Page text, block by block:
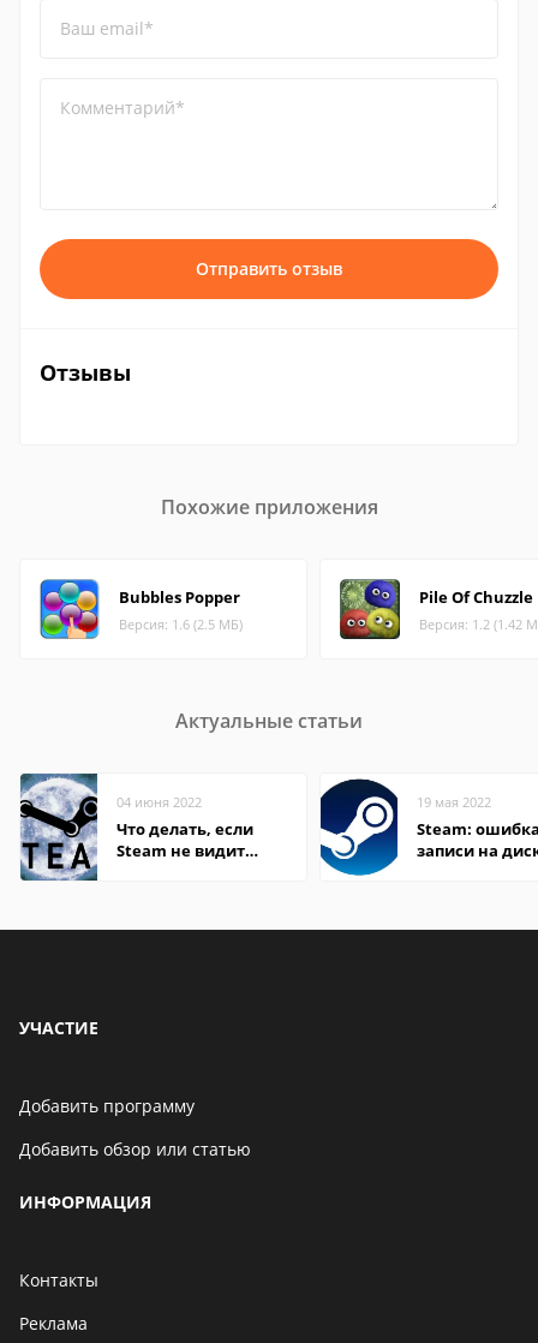
Ваш email*
Комментарий*
Отправить отзыв
Отзывы
Похожие приложения
Bubbles Popper
Версия: 1.6 (2.5 МБ)
Pile Of Chuzzle
Версия: 1.2 (1.42
Актуальные статьи
04 июня 2022
Что делать, если
Steam не видит
19 мая 2022
Steam:
записи на
УЧАСТИЕ
Добавить программу
Добавить обзор или статью
ИНФОРМАЦИЯ
Контакты
Реклама